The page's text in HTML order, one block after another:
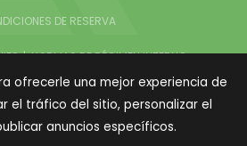
ofrecerle una mejor experiencia de
el tráfico del sitio, personalizar el
anuncios específicos.
DE RESERVA
NORMAS DE RÉGIMEN INTERNO
© 2026 ZAMORA RURAL